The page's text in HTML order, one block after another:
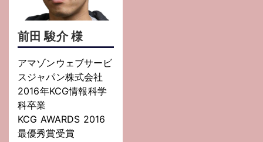
前田 駿介 様
アマゾンウェブサービ
スジャパン株式会社
2016年KCG情報科学
科卒業
KCG AWARDS 2016
最優秀賞受賞